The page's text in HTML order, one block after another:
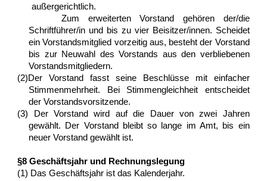
außergerichtlich.
Zum erweiterten Vorstand gehören der/die
Schriftführer/in und bis zu vier Beisitzer/innen. Scheidet
ein Vorstandsmitglied vorzeitig aus, besteht der Vorstand
bis zur Neuwahl des Vorstands aus den verbliebenen
Vorstandsmitgliedern.
(2)Der Vorstand fasst seine Beschlüsse mit einfacher
Stimmenmehrheit. Bei Stimmengleichheit entscheidet
der Vorstandsvorsitzende.
(3) Der Vorstand wird auf die Dauer von zwei Jahren
gewählt. Der Vorstand bleibt so lange im Amt, bis ein
neuer Vorstand gewählt ist.
§8 Geschäftsjahr und Rechnungslegung
(1) Das Geschäftsjahr ist das Kalenderjahr.